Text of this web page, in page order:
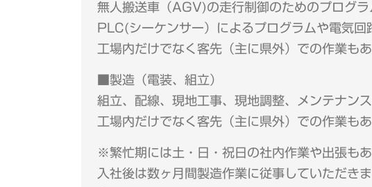
無人搬送車（AGV)の走行制御のためのプログラ
PLC(シーケンサー）によるプログラムや電気回
工場内だけでなく客先（主に県外）での作業もあ
■製造（電装、組立）
組立、配線、現地工事、現地調整、メンテナン
工場内だけでなく客先（主に県外）での作業もあ
※繁忙期には土・日・祝日の社内作業や出張も
入社後は数ヶ月間製造作業に従事していただき